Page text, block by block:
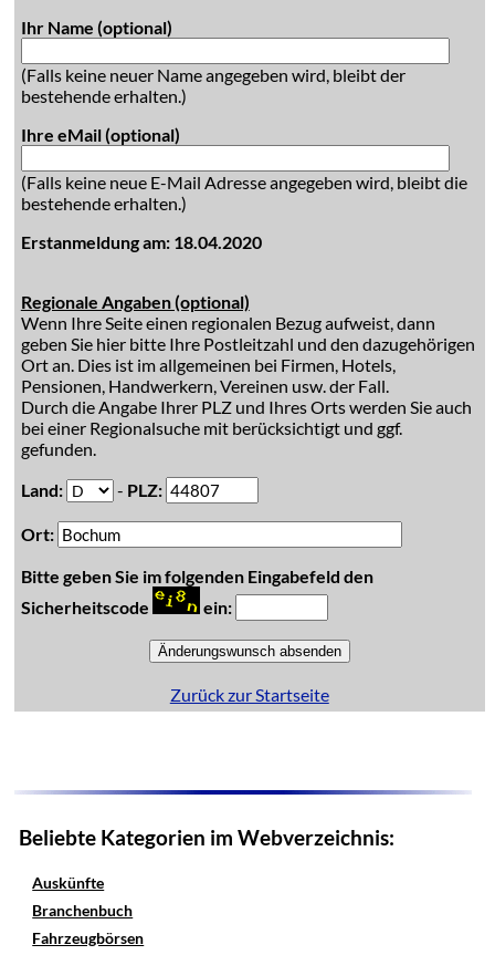
Ihr Name (optional)
(Falls keine neuer Name angegeben wird, bleibt der
bestehende erhalten.)
Ihre eMail (optional)
(Falls keine neue E-Mail Adresse angegeben wird, bleibt die
bestehende erhalten.)
Erstanmeldung am: 18.04.2020
Regionale Angaben (optional)
Wenn Ihre Seite einen regionalen Bezug aufweist, dann
geben Sie hier bitte Ihre Postleitzahl und den dazugehörigen
Ort an. Dies ist im allgemeinen bei Firmen, Hotels,
Pensionen, Handwerkern, Vereinen usw. der Fall.
Durch die Angabe Ihrer PLZ und Ihres Orts werden Sie auch
bei einer Regionalsuche mit berücksichtigt und ggf.
gefunden.
Land:
- PLZ:
Ort:
Bitte geben Sie im folgenden Eingabefeld den
Sicherheitscode
ein:
Zurück zur Startseite
Beliebte Kategorien im Webverzeichnis:
Auskünfte
Branchenbuch
Fahrzeugbörsen